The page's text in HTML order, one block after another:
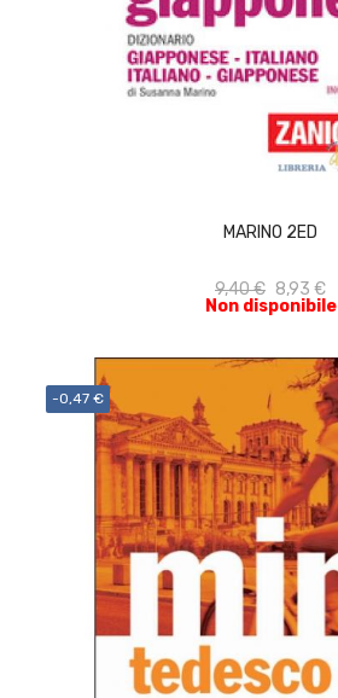
MARINO 2ED
9,40 € 8,93 €
Non disponibile
-0,47 €